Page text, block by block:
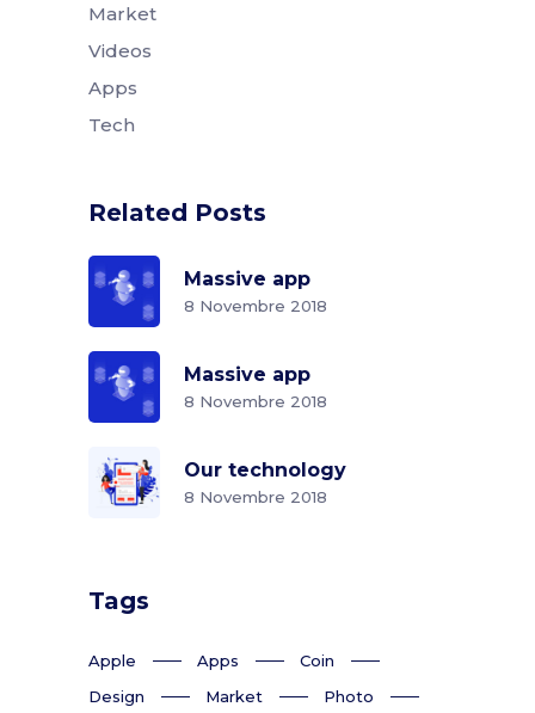
Market
Videos
Apps
Tech
Related Posts
Massive app
8 Novembre 2018
Massive app
8 Novembre 2018
Our technology
8 Novembre 2018
Tags
Apple Apps
Coin
Design
Market
Photo